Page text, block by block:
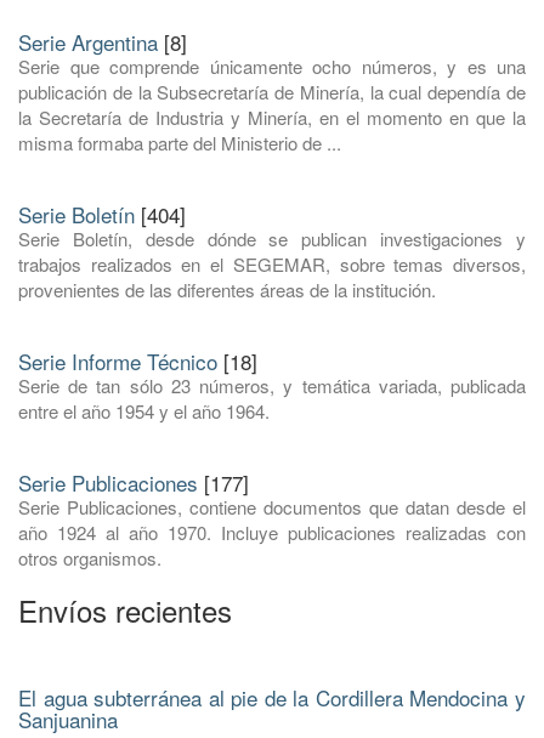
Serie Argentina [8]
Serie que comprende únicamente ocho números, y es una
publicación de la Subsecretaría de Minería, la cual dependía de
la Secretaría de Industria y Minería, en el momento en que la
misma formaba parte del Ministerio de ...
Serie Boletín [404]
Serie Boletín, desde dónde se publican investigaciones y
trabajos realizados en el SEGEMAR, sobre temas diversos,
provenientes de las diferentes áreas de la institución.
Serie Informe Técnico [18]
Serie de tan sólo 23 números, y temática variada, publicada
entre el año 1954 y el año 1964.
Serie Publicaciones [177]
Serie Publicaciones, contiene documentos que datan desde el
año 1924 al año 1970. Incluye publicaciones realizadas con
otros organismos.
Envíos recientes
El agua subterránea al pie de la Cordillera Mendocina y
Sanjuanina